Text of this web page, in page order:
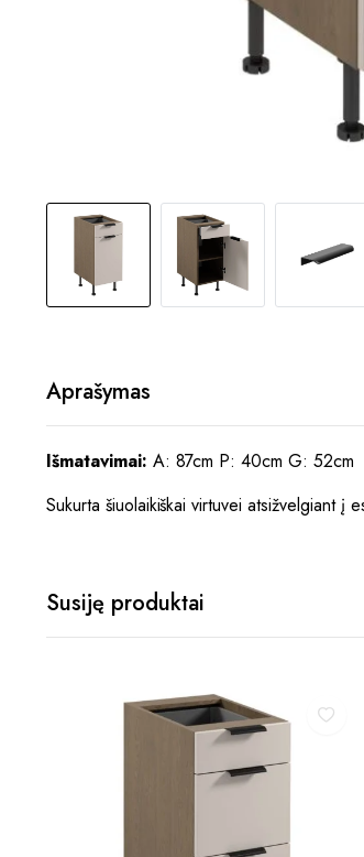
Aprašymas
Išmatavimai: A: 87cm P: 40cm G: 52cm
Sukurta šiuolaikiškai virtuvei atsižvelgiant į
Susiję produktai